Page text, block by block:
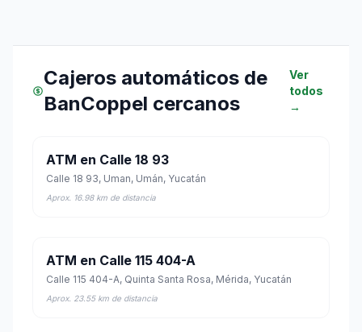
Cajeros automáticos de
BanCoppel cercanos
Ver
todos
→
ATM en Calle 18 93
Calle 18 93, Uman, Umán, Yucatán
Aprox. 16.98 km de distancia
ATM en Calle 115 404-A
Calle 115 404-A, Quinta Santa Rosa, Mérida, Yucatán
Aprox. 23.55 km de distancia